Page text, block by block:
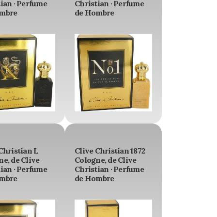
· Perfume
Christian · Perfume
de Hombre
L
de Clive
· Perfume
Clive Christian 1872
Cologne, de Clive
Christian · Perfume
de Hombre